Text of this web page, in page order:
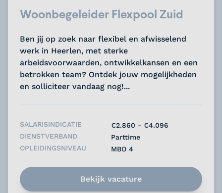
Woonbegeleider Flexpool Zuid
Ben jij op zoek naar flexibel en afwisselend
werk in Heerlen, met sterke
arbeidsvoorwaarden, ontwikkelkansen en een
betrokken team? Ontdek jouw mogelijkheden
en solliciteer vandaag nog!...
SALARISINDICATIE
€2.860 - €4.096
DIENSTVERBAND
Parttime
OPLEIDINGSNIVEAU
MBO 4
Bekijk vacature